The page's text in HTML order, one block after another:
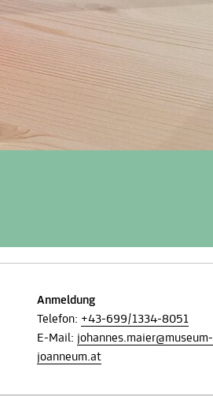
Anmeldung
Telefon: +43-699/1334-8051
E-Mail: johannes.maier@museum-
joanneum.at